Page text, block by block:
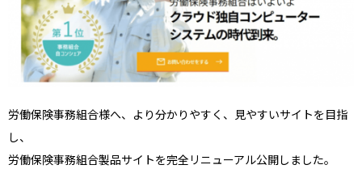
労働保険事務組合様へ、より分かりやすく、見やすいサイトを目指
し、
労働保険事務組合製品サイトを完全リニューアル公開しました。